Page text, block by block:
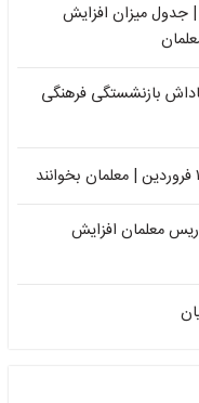
جدول میزان افزایش
بازنشستگی فرهنگی
معلمان افزایش